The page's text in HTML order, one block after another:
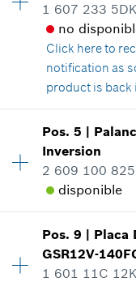
Información
Donde
Mostrar en
$20.61 *
*Todos los
1 607 233 5DK
no
Click hereto
notification as
product is back
Cantidad 1
Precio grupal
Información
Donde usado
Mostrar en
Pos.5 |
Inversion
2 609 100 825
disponible
Cantidad 1
Precio grupal:
Información
Pos.9 | Placa
GSR12V-
1 601 11C 12K